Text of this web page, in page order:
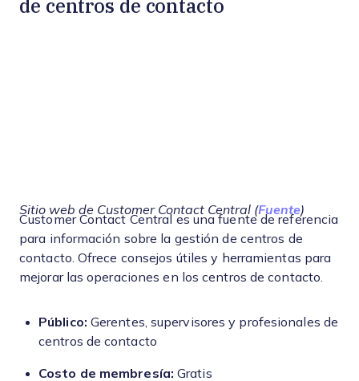
de centros de contacto
Sitio web de Customer Contact Central (Fuente)
Customer Contact Central es una fuente de referencia
para información sobre la gestión de centros de
contacto. Ofrece consejos útiles y herramientas para
mejorar las operaciones en los centros de contacto.
Público: Gerentes, supervisores y profesionales de
centros de contacto
Costo de membresía: Gratis